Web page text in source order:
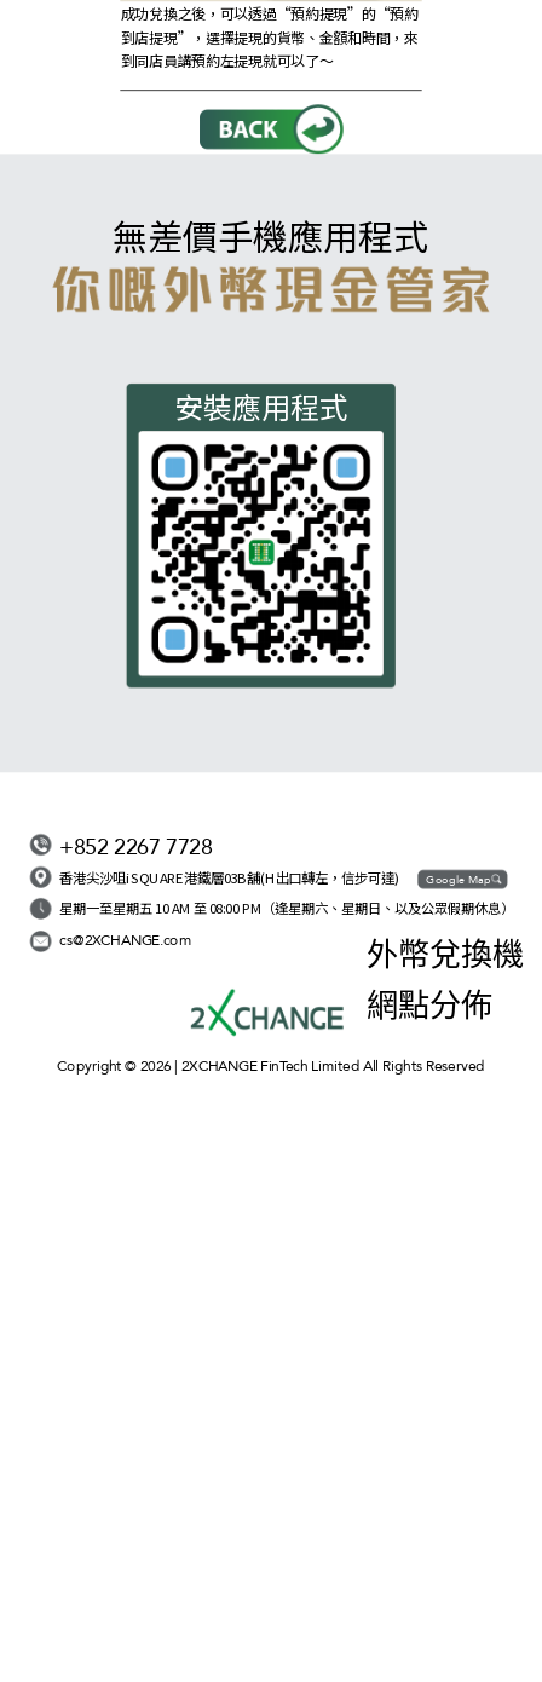
成功兌換之後，可以透過“預約提現”的“預約
到店提現”，選擇提現的貨幣、金額和時間，來
到同店員講預約左提現就可以了～
無差價手機應用程式
安裝應用程式
+852 2267 7728
香港尖沙咀iSQUARE港鐵層03B舖(H出口轉左，信步可達)
星期一至星期五 10 AM 至 08:00 PM（逢星期六、星期日、以及公眾假期休息）
cs@2XCHANGE.com 外幣兌換機
網點分佈
Google Map
Copyright © 2026 | 2XCHANGE FinTech Limited All Rights Reserved